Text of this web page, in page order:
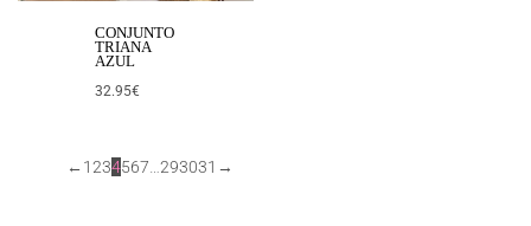
CONJUNTO
TRIANA
AZUL
32.95€
←1234567 …293031 →